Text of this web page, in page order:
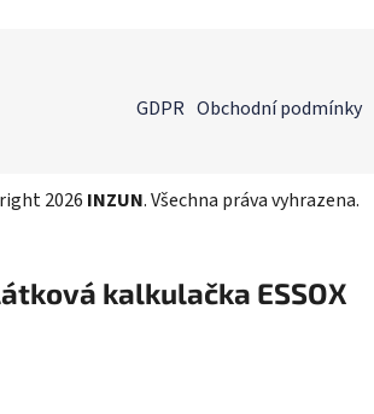
GDPR Obchodní podmínky
2026 INZUN. Všechna práva vyhrazena.
kalkulačka ESSOX